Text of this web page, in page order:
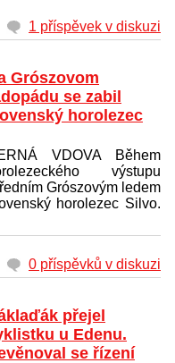
1 příspěvek v diskuzi
Grószovom
se zabil
horolezec
VDOVA Během
výstupu
Grószovým ledem
horolezec Silvo.
0 příspěvků v diskuzi
přejel
u Edenu.
se řízení